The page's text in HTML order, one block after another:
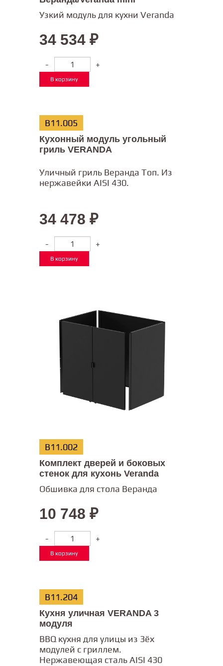
Узкий модуль для кухни Veranda
34 534 ₽
- +
В корзину
В11.005
Кухонный модуль угольный
гриль VERANDA
Оценка
Уличный гриль Веранда Топ. Из
нержавейки AISI 430.
34 478 ₽
- +
В корзину
В11.002
Комплект дверей и боковых
стенок для кухонь Veranda
Обшивка для стола Веранда
10 748 ₽
- +
В корзину
В11.204
Кухня уличная VERANDA 3
модуля
BBQ кухня для улицы из 3ёх
модулей с гриллем.
Нержавеющая сталь AISI 430